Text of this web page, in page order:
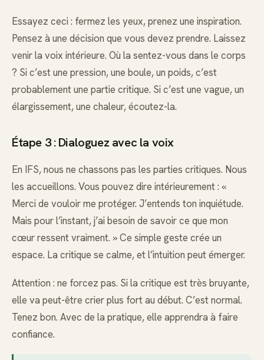
Essayez ceci : fermez les yeux, prenez une inspiration.
Pensez à une décision que vous devez prendre. Laissez
venir la voix intérieure. Où la sentez-vous dans le corps
? Si c’est une pression, une boule, un poids, c’est
probablement une partie critique. Si c’est une vague, un
élargissement, une chaleur, écoutez-la.
Étape 3 : Dialoguez avec la voix
En IFS, nous ne chassons pas les parties critiques. Nous
les accueillons. Vous pouvez dire intérieurement : «
Merci de vouloir me protéger. J’entends ton inquiétude.
Mais pour l’instant, j’ai besoin de savoir ce que mon
cœur ressent vraiment. » Ce simple geste crée un
espace. La critique se calme, et l’intuition peut émerger.
Attention : ne forcez pas. Si la critique est très bruyante,
elle va peut-être crier plus fort au début. C’est normal.
Tenez bon. Avec de la pratique, elle apprendra à faire
confiance.